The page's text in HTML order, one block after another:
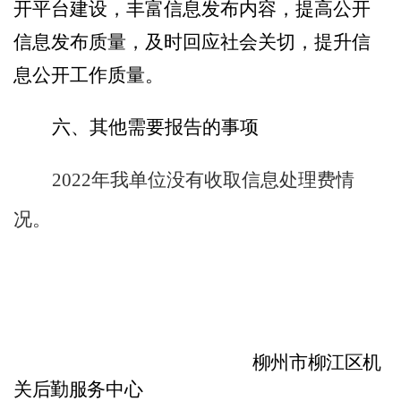
开平台建设，丰富信息发布内容，提高公开
信息发布质量，及时回应社会关切， 提升信
息公开工作质量。
六、其他需要报告的事项
2022年我单位没有收取信息处理费情
况。
柳州市柳江区机
关后勤服务中心